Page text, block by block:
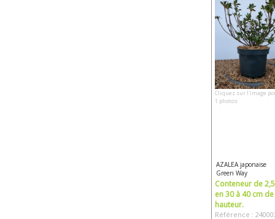
Cliquez sur l'image
1 photos
AZALEA japonaise
Green Way
Conteneur de
en 30 à 40 cm de
hauteur.
Référence :